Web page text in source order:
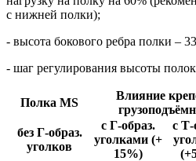
с нижней полки);
- высота бокового ребра полки –
- шаг регулирования высоты
Полка MS
Влияние
без Г-образ.
уголков
с Г-образ.
уголками (+
15%)
с Т-